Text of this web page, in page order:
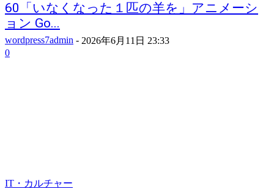
60「いなくなった１匹の羊を」アニメーシ
ョン Go...
wordpress7admin - 2026年6月11日 23:33
0
IT・カルチャー